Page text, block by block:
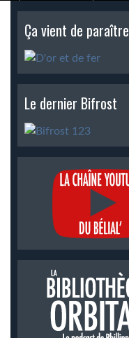
Ça vient de paraître
Le dernier Bifrost